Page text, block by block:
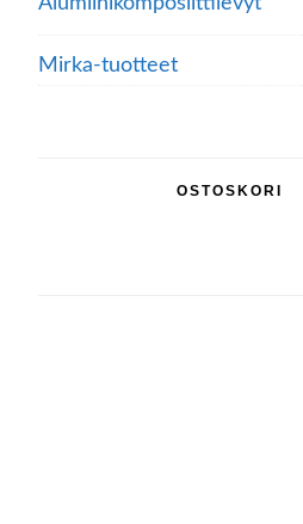
Mirka-tuotteet
OSTOSKORI